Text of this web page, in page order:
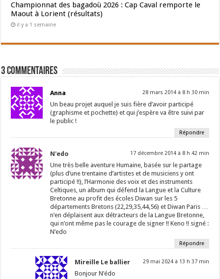
Championnat des bagadoù 2026 : Cap Caval remporte le
Maout à Lorient (résultats)
il y a 1 semaine
3 Commentaires
Anna 28 mars 2014 à 8 h 30 min
Un beau projet auquel je suis fière d’avoir participé
(graphisme et pochette) et qui j’espère va être suivi par
le public !
Répondre
N'edo 17 décembre 2014 à 8 h 42 min
Une très belle aventure Humaine, basée sur le partage
(plus d’une trentaine d’artistes et de musiciens y ont
participé !!), l’Harmonie des voix et des instruments
Celtiques, un album qui défend la Langue et la Culture
Bretonne au profit des écoles Diwan sur les 5
départements Bretons (22,29,35,44,56) et Diwan Paris …
n’en déplaisent aux détracteurs de la Langue Bretonne,
qui n’ont même pas le courage de signer !! Keno !! signé :
N’edo
Répondre
Mireille Le ballier 29 mai 2024 à 13 h 37 min
Bonjour N’édo